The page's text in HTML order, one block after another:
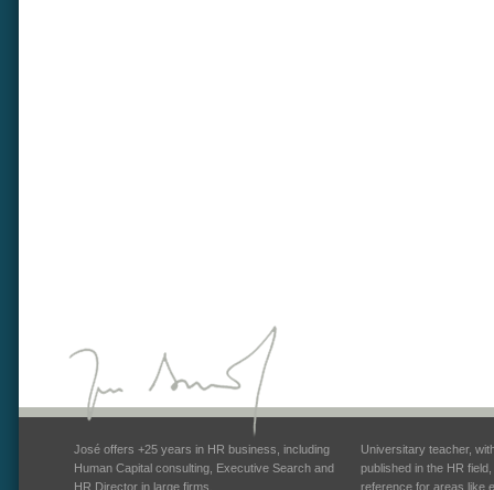
José offers +25 years in HR business, including
Human Capital consulting, Executive Search and
HR Director in large firms.
Universitary teacher,
published in the HR
reference for areas like